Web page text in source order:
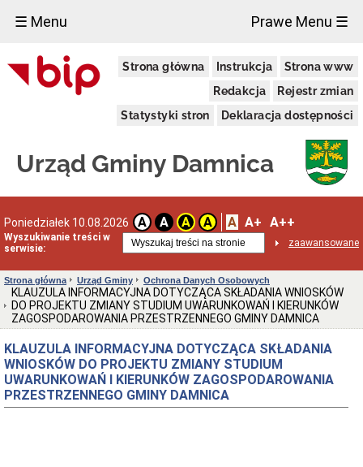
☰ Menu Prawe Menu ☰
Strona główna Instrukcja
Strona www
Redakcja
Rejestr zmian
Statystyki stron
Deklaracja dostępności
Urząd Gminy Damnica
Poniedziałek 10.08.2026 A A A A A A+ A++
Wyszukiwanie treści w
serwisie:
zaawansowane
Urząd
Gminy
Gmina
Dni
interesantów
w
sprawach
i
wniosków
Informacja
dla
niesłyszących
Organizacja
Urzędu
Regulamin
Strona główna Urząd Gminy Ochrona Danych Osobowych
KLAUZULA INFORMACYJNA DOTYCZĄCA SKŁADANIA WNIOSKÓW
DO PROJEKTU ZMIANY STUDIUM UWARUNKOWAŃ I KIERUNKÓW
ZAGOSPODAROWANIA PRZESTRZENNEGO GMINY DAMNICA
KLAUZULA INFORMACYJNA DOTYCZĄCA SKŁADANIA
WNIOSKÓW DO PROJEKTU ZMIANY STUDIUM
UWARUNKOWAŃ I KIERUNKÓW ZAGOSPODAROWANIA
PRZESTRZENNEGO GMINY DAMNICA
×